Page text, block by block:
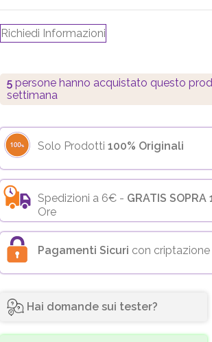
Richiedi Informazioni
5 persone hanno acquistato questo
settimana
Solo Prodotti 100% Originali
Spedizioni a 6€ - GRATIS
Ore
Pagamenti Sicuri con criptazione
Hai domande sui tester?